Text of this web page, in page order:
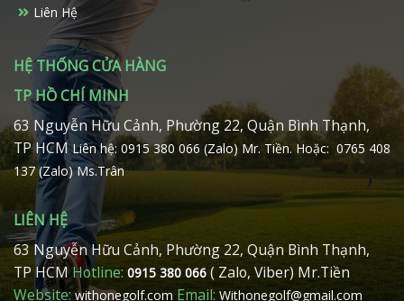
Liên Hệ
HỆ THỐNG CỬA HÀNG
TP HỒ CHÍ MINH
63 Nguyễn Hữu Cảnh, Phường 22, Quận Bình Thạnh,
TP HCMLiên hệ: 0915 380 066 (Zalo) Mr. Tiền. Hoặc: 0765 408
137 (Zalo) Ms.Trân
LIÊN HỆ
63 Nguyễn Hữu Cảnh, Phường 22, Quận Bình Thạnh,
TP HCMHotline: 0915 380 066 ( Zalo, Viber) Mr.Tiền
Website:withonegolf.com Email: Withonegolf@gmail.com